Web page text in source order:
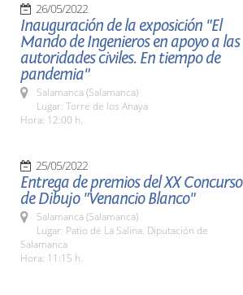
26/05/2022
Inauguración de la exposición "El
Mando de Ingenieros en apoyo a las
autoridades civiles. En tiempo de
pandemia"
Salamanca (Salamanca)
Lugar: Torre de los Anaya
Hora: 12:00 h.
25/05/2022
Entrega de premios del XX Concurso
de Dibujo "Venancio Blanco"
Salamanca (Salamanca)
Lugar: Patio de La Salina. Diputación de
Salamanca
Hora: 11:15 h.